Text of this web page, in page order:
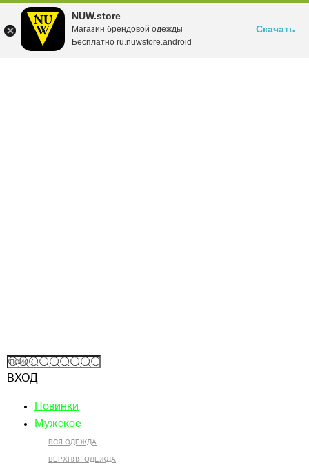
NUW.store
Магазин брендовой одежды
Бесплатно ru.nuwstore.android
Скачать
ВХОД
Новинки
Мужское
ВСЯ ОДЕЖДА
ВЕРХНЯЯ ОДЕЖДА